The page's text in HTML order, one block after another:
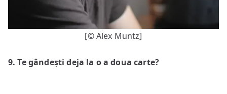
[© Alex Muntz]
9. Te gândești deja la o a doua carte?